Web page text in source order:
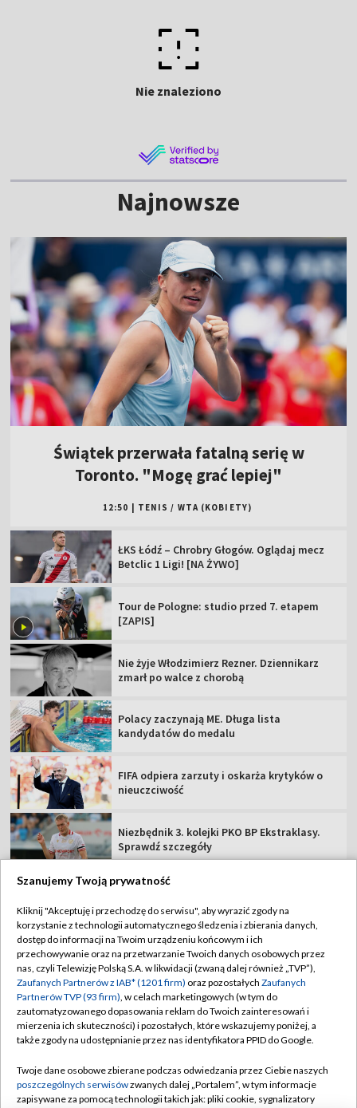
Nie znaleziono
Najnowsze
Świątek przerwała fatalną serię w
Toronto. "Mogę grać lepiej"
12:50 TENIS / WTA (KOBIETY)
ŁKS Łódź – Chrobry Głogów. Oglądaj mecz
Betclic 1 Ligi! [NA ŻYWO]
Tour de Pologne: studio przed 7. etapem
[ZAPIS]
Nie żyje Włodzimierz Rezner. Dziennikarz
zmarł po walce z chorobą
Polacy zaczynają ME. Długa lista
kandydatów do medalu
FIFA odpiera zarzuty i oskarża krytyków o
nieuczciwość
Niezbędnik 3. kolejki PKO BP Ekstraklasy.
Sprawdź szczegóły
TVP
Abonament TVP
Sklep TVP
Biuro Reklamy
Oferta Handlowa
Emisja w TVP
Regulamin TVP
Polityka prywatności
Moje zgody
Biuro reklamy
Szanujemy Twoją prywatność
Kliknij "Akceptuję i przechodzę do serwisu", aby wyrazić zgody na
korzystanie z technologii automatycznego śledzenia i zbierania danych,
dostęp do informacji na Twoim urządzeniu końcowym i ich
przechowywanie oraz na przetwarzanie Twoich danych osobowych przez
nas, czyli Telewizję Polską S.A. w likwidacji (zwaną dalej również „TVP”),
Zaufanych Partnerów z IAB* (1201 firm) oraz pozostałych Zaufanych
Partnerów TVP (93 firm), w celach marketingowych (w tym do
zautomatyzowanego dopasowania reklam do Twoich zainteresowań i
mierzenia ich skuteczności) i pozostałych, które wskazujemy poniżej, a
także zgody na udostępnianie przez nas identyfikatora PPID do Google.
Twoje dane osobowe zbierane podczas odwiedzania przez Ciebie naszych
poszczególnych serwisówzwanych dalej „Portalem”, w tym informacje
zapisywane za pomocą technologii takich jak: pliki cookie, sygnalizatory